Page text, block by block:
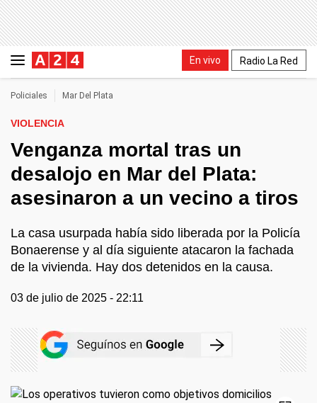
En vivo Radio La Red
Policiales Mar Del Plata
VIOLENCIA
Venganza mortal tras un
desalojo en Mar del Plata:
asesinaron a un vecino a tiros
La casa usurpada había sido liberada por la Policía
Bonaerense y al día siguiente atacaron la fachada
de la vivienda. Hay dos detenidos en la causa.
03 de julio de 2025 - 22:11